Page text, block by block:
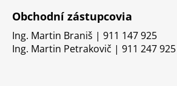
Obchodní zástupcovia
Ing. Martin Braniš | 911 147 925
Ing. Martin Petrakovič | 911 247 925